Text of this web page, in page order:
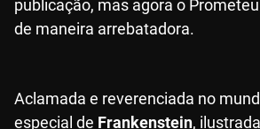
publicação, mas agora o
de maneira arrebatadora.
Aclamada e reverenciada no
especial de Frankenstein,